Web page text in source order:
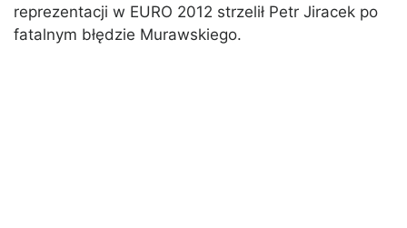
reprezentacji w EURO 2012 strzelił Petr Jiracek po
fatalnym błędzie Murawskiego.